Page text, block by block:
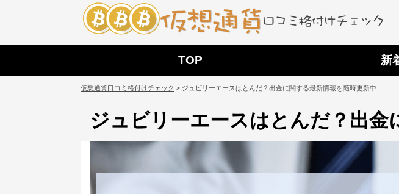
TOP 新
仮想通貨口コミ格付けチェック > ジュビリーエースはとんだ？出金に関する最新情報を随時更新中
ジュビリーエースはとんだ？出金